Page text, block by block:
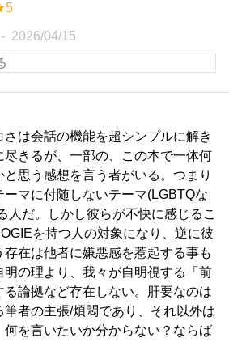
2026/04/15
さは会話の機能を超シンプルに解き
尽きるが、一部の、この本で一体何
と思う感想を言う者がいる。つまり
ーマに付随しないテーマ(LGBTQな
人だ。しかし彼らが不快に感じるこ
を持つ人の対象になり、逆に彼
存在は他者に嫌悪感を惹起する事も
明の理より、我々が自明視する「前
る論拠など存在しない。肝要なのは
筆者の主張/煩悶であり、それ以外は
何を言いたいか分からない？ならば